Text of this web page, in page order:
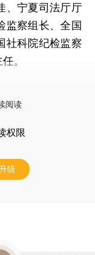
、宁夏司法厅厅
监察组长、全国
社科院纪检监察
。
阅读
权限
级